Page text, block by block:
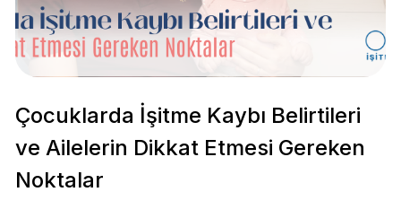
Çocuklarda İşitme Kaybı Belirtileri
ve Ailelerin Dikkat Etmesi Gereken
Noktalar